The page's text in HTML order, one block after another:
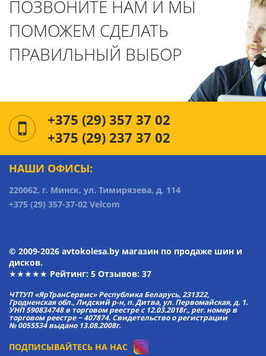
ПОЗВОНИТЕ НАМ И МЫ
ПОМОЖЕМ СДЕЛАТЬ
ПРАВИЛЬНЫЙ ВЫБОР
+375 (29) 357 37 02
+375 (29) 237 37 02
НАШИ ОФИСЫ:
220062, г. Минск, ул. Тимирязева, д. 114
+375 (29) 357-37-02 Velcom
© 2009-2026 avtokolesa.by магазин по продаже шин и
дисков.
★★★★★ Рейтинг: 5 Отзывов: 37
ЧТТУП «ЯрТранСервис» Республика Беларусь, 231322,
Гродненская обл., Лидский р-н, п. Дитва, ул. Первомайская, д. 1.
УНП 590834748 в торговом реестре с 12.03.2018г., рег. номер в
торговом реестре − 407874. Свидетельство о регистрации
№ 0055534 выдано 13.08.2008г.
ПОДПИСЫВАЙТЕСЬ НА НАС